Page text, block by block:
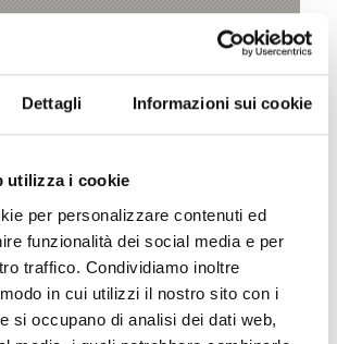
Dettagli Informazioni sui cookie
utilizza i cookie
per personalizzare contenuti ed
funzionalità dei social media e per
traffico. Condividiamo inoltre
in cui utilizzi il nostro sito con i
si occupano di analisi dei dati web,
14